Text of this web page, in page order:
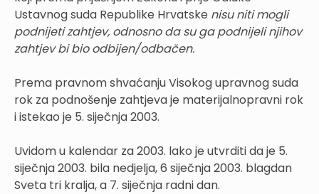
Ustavnog suda Republike Hrvatske nisu niti mogli
podnijeti zahtjev, odnosno da su ga podnijeli njihov
zahtjev bi bio odbijen/odbačen.
Prema pravnom shvaćanju Visokog upravnog suda
rok za podnošenje zahtjeva je materijalnopravni rok
i istekao je 5. siječnja 2003.
Uvidom u kalendar za 2003. lako je utvrditi da je 5.
siječnja 2003. bila nedjelja, 6 siječnja 2003. blagdan
Sveta tri kralja, a 7. siječnja radni dan.